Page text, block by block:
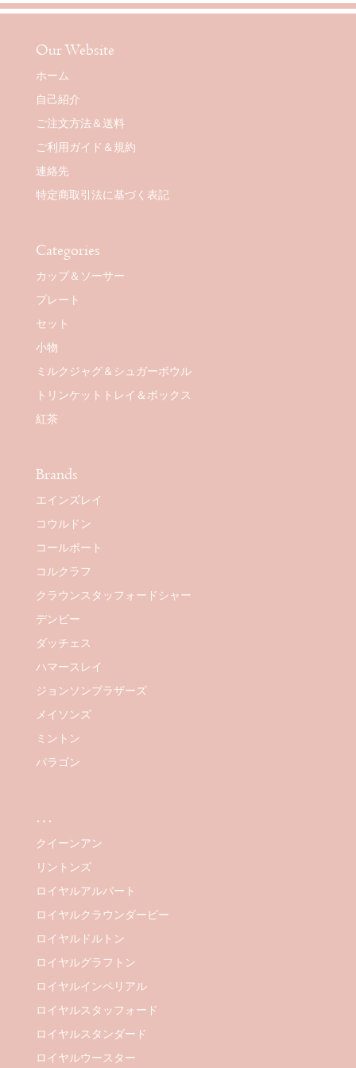
Our Website
ホーム
自己紹介
ご注文方法＆送料
ご利用ガイド＆規約
連絡先
特定商取引法に基づく表記
Categories
カップ＆ソーサー
プレート
セット
小物
ミルクジャグ＆シュガーボウル
トリンケットトレイ＆ボックス
紅茶
Brands
エインズレイ
コウルドン
コールポート
コルクラフ
クラウンスタッフォードシャー
デンビー
ダッチェス
ハマースレイ
ジョンソンブラザーズ
メイソンズ
ミントン
パラゴン
…
クイーンアン
リントンズ
ロイヤルアルバート
ロイヤルクラウンダービー
ロイヤルドルトン
ロイヤルグラフトン
ロイヤルインペリアル
ロイヤルスタッフォード
ロイヤルスタンダード
ロイヤルウースター